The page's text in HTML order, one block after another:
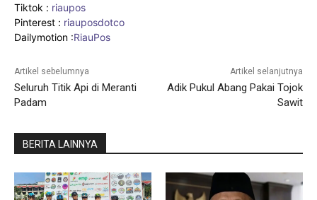
Tiktok : riaupos
Pinterest : riauposdotco
Dailymotion :RiauPos
Artikel sebelumnya
Seluruh Titik Api di Meranti
Padam
Artikel selanjutnya
Adik Pukul Abang Pakai Tojok
Sawit
BERITA LAINNYA